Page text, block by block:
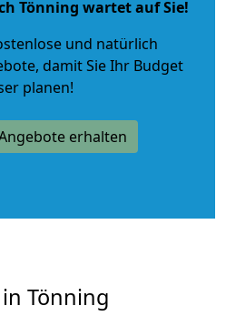
Tönning wartet auf Sie!
und natürlich
, damit Sie Ihr Budget
planen!
erhalten
Tönning